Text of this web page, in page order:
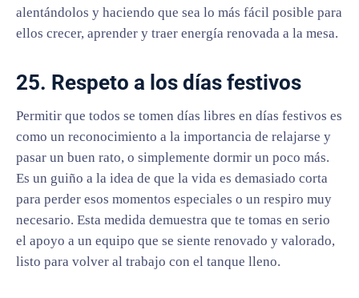
alentándolos y haciendo que sea lo más fácil posible para
ellos crecer, aprender y traer energía renovada a la mesa.
25. Respeto a los días festivos
Permitir que todos se tomen días libres en días festivos es
como un reconocimiento a la importancia de relajarse y
pasar un buen rato, o simplemente dormir un poco más.
Es un guiño a la idea de que la vida es demasiado corta
para perder esos momentos especiales o un respiro muy
necesario. Esta medida demuestra que te tomas en serio
el apoyo a un equipo que se siente renovado y valorado,
listo para volver al trabajo con el tanque lleno.